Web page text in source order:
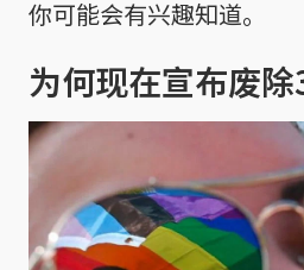
你可能会有兴趣知道。
为何现在宣布废除